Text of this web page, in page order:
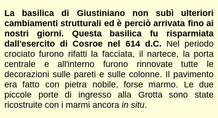
La basilica di Giustiniano non subì ulteriori
cambiamenti strutturali ed è perciò arrivata fino ai
nostri giorni. Questa basilica fu risparmiata
dall'esercito di Cosroe nel 614 d.C. Nel periodo
crociato furono rifatti la facciata, il nartece, la porta
centrale e all'interno furono rinnovate tutte le
decorazioni sulle pareti e sulle colonne. Il pavimento
era fatto con pietra nobile, forse marmo. Le due
piccole porte di ingresso alla Grotta sono state
ricostruite con i marmi ancora in situ.